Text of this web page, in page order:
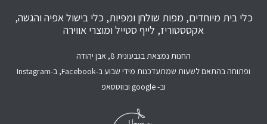
כלי בית מיוחדים, מפות שולחן ומפיות, כלי בישול אפיה והגשה,
אקססטוריז, לייף סטייל ומוצרי אווירה
החנות נמצאת בגבעונית 8, אבן יהודה
ופתוחה בהתאם לשעות שמתעדכנות מידי שבוע ב-Facebook, ב-Instagram
וב- google ובווטסאפ